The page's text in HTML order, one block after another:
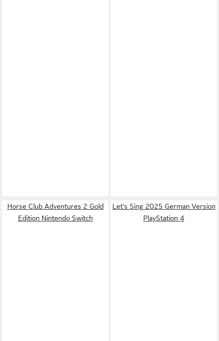
Horse Club Adventures 2 Gold
Edition Nintendo Switch
Let's Sing 2025 German Version
PlayStation 4